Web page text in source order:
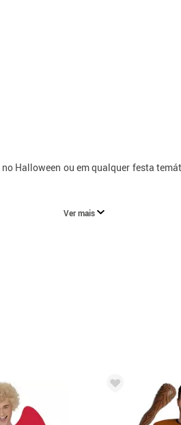
Halloween ou em qualquer festa
Ver mais